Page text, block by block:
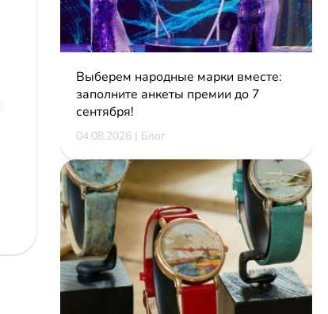
Выберем народные марки вместе:
заполните анкеты премии до 7
сентября!
04.08.2026 | Блог